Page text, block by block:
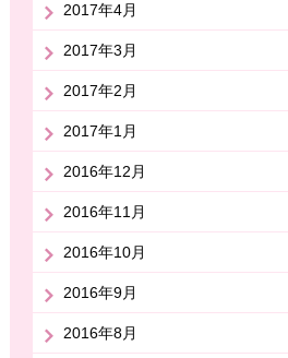
2017年4月
2017年3月
2017年2月
2017年1月
2016年12月
2016年11月
2016年10月
2016年9月
2016年8月